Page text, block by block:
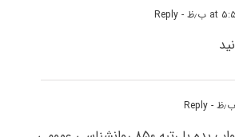
- Reply
- Reply